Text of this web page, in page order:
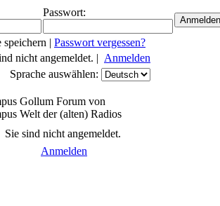
Passwort:
| Passwort vergessen?
nicht angemeldet. | Anmelden
Sprache auswählen:
Gollum Forum von
Welt der (alten) Radios
Sie sind nicht angemeldet.
Anmelden